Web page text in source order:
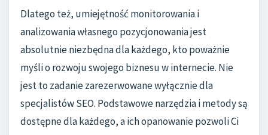
Dlatego też, umiejętność monitorowania i
analizowania własnego pozycjonowania jest
absolutnie niezbędna dla każdego, kto poważnie
myśli o rozwoju swojego biznesu w internecie. Nie
jest to zadanie zarezerwowane wyłącznie dla
specjalistów SEO. Podstawowe narzędzia i metody są
dostępne dla każdego, a ich opanowanie pozwoli Ci